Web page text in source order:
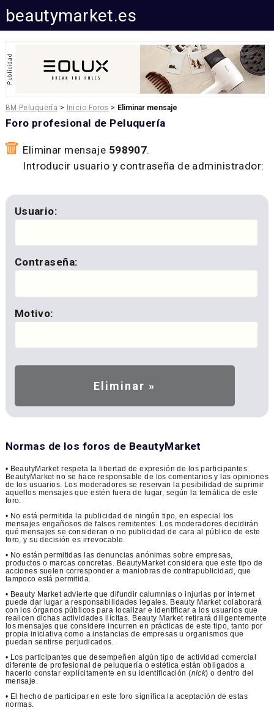
beautymarket.es
BM Peluquería > Inicio Foros > Eliminar mensaje
Foro profesional de Peluquería
Eliminar mensaje 598907.
Introducir usuario y contraseña de administrador:
Usuario:
Contraseña:
Motivo:
Normas de los foros de BeautyMarket
• BeautyMarket respeta la libertad de expresión de los participantes.
BeautyMarket no se hace responsable de los comentarios y las opiniones
de los usuarios. Los moderadores se reservan la posibilidad de suprimir
aquellos mensajes que estén fuera de lugar, según la temática de este
foro.
• No está permitida la publicidad de ningún tipo, en especial los
mensajes engañosos de falsos remitentes. Los moderadores decidirán
qué mensajes se consideran o no publicidad de cara al público de este
foro, y su decisión es irrevocable.
• No están permitidas las denuncias anónimas sobre empresas,
productos o marcas concretas. BeautyMarket considera que este tipo de
acciones suelen corresponder a maniobras de contrapublicidad, que
tampoco está permitida.
• Beauty Market advierte que difundir calumnias o injurias por internet
puede dar lugar a responsabilidades legales. Beauty Market colaborará
con los órganos públicos para localizar e identificar a los usuarios que
realicen dichas actividades ilícitas. Beauty Market retirará diligentemente
los mensajes que considere incurren en prácticas de este tipo, tanto por
propia iniciativa como a instancias de empresas u organismos que
puedan sentirse perjudicados.
• Los participantes que desempeñen algún tipo de actividad comercial
diferente de profesional de peluquería o estética están obligados a
hacerlo constar explícitamente en su identificación (nick) o dentro del
mensaje.
• El hecho de participar en este foro significa la aceptación de estas
normas.